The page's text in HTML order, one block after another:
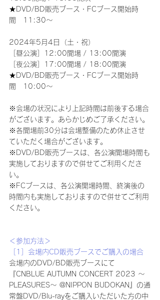
★DVD/BD販売ブース・FCブース開始時
間　11:30～
2024年5月4日（土・祝）
［昼公演］12:00開場 / 13:00開演
［夜公演］17:00開場 / 18:00開演
★DVD/BD販売ブース・FCブース開始時
間　10:00～
※会場の状況により上記時間は前後する場合
がございます。あらかじめご了承ください。
※各開場前30分は会場整備のため休止させ
ていただく場合がございます。
※DVD/BD販売ブースは、各公演開場時間も
実施しておりますので併せてご利用くださ
い。
※FCブースは、各公演開場時間、終演後の
時間内も実施しておりますので併せてご利用
ください。
＜参加方法＞
［1］会場内CD販売ブースでご購入の場合
会場内のDVD/BD販売ブースにて
『CNBLUE AUTUMN CONCERT 2023 ～
PLEASURES～ @NIPPON BUDOKAN』の通
常盤DVD/Blu-rayをご購入いただいた方の中